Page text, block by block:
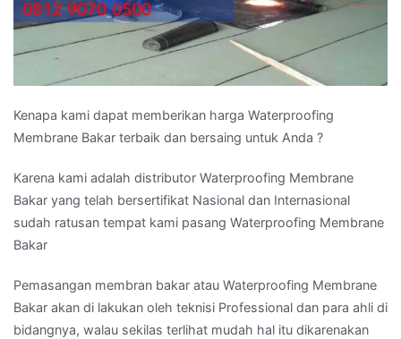
Kenapa kami dapat memberikan harga Waterproofing
Membrane Bakar terbaik dan bersaing untuk Anda ?
Karena kami adalah distributor Waterproofing Membrane
Bakar yang telah bersertifikat Nasional dan Internasional
sudah ratusan tempat kami pasang Waterproofing Membrane
Bakar
Pemasangan membran bakar atau Waterproofing Membrane
Bakar akan di lakukan oleh teknisi Professional dan para ahli di
bidangnya, walau sekilas terlihat mudah hal itu dikarenakan